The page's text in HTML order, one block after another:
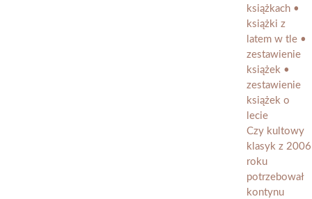
Czy kultowy
klasyk z 2006
roku
potrzebował
kontynu